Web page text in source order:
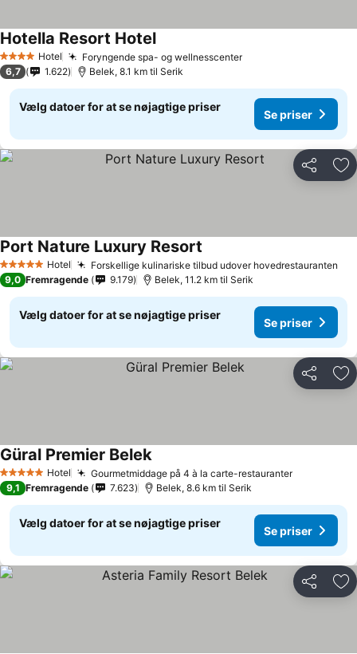
4 StjernerHotel Foryngende spa- og wellnesscenter
Hotella Resort Hotel
6,7 1.622 Belek, 8.1 km til Serik
Vælg datoer for at se nøjagtige priser
Se priser
Del
5 Stjerner Hotel Forskellige kulinariske tilbud udover hovedrestauranten
Port Nature Luxury Resort
9,0 Fremragende 9.179 Belek, 11.2 km til Serik
Vælg datoer for at se nøjagtige priser
Se priser
Del
5 Stjerner Hotel Gourmetmiddage på 4 à la carte-restauranter
Güral Premier Belek
9,1 Fremragende 7.623 Belek, 8.6 km til Serik
Vælg datoer for at se nøjagtige priser
Se priser
Del